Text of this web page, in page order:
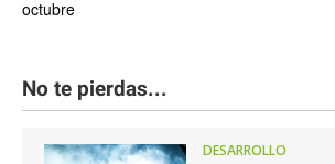
octubre
No te pierdas...
DESARROLLO